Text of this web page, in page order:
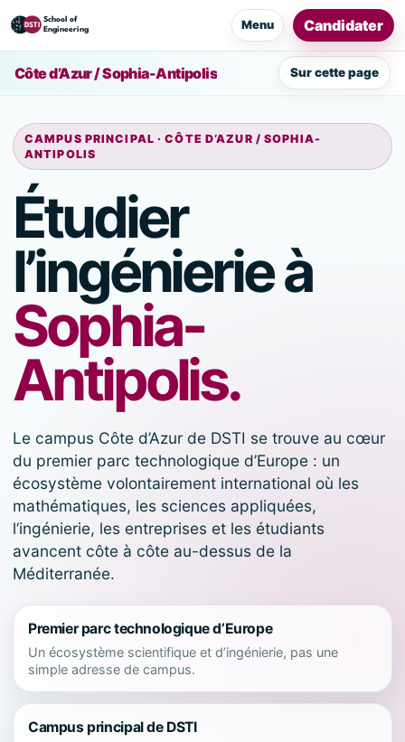
Menu Candidater
Côte d’Azur / Sophia-Antipolis Sur cette page
CAMPUS PRINCIPAL · CÔTE D’AZUR / SOPHIA-
ANTIPOLIS
Étudier
l’ingénierie à
Sophia-
Antipolis.
Le campus Côte d’Azur de DSTI se trouve au cœur
du premier parc technologique d’Europe : un
écosystème volontairement international où les
mathématiques, les sciences appliquées,
l’ingénierie, les entreprises et les étudiants
avancent côte à côte au-dessus de la
Méditerranée.
Premier parc technologique d’Europe
Un écosystème scientifique et d’ingénierie, pas une
simple adresse de campus.
Campus principal de DSTI